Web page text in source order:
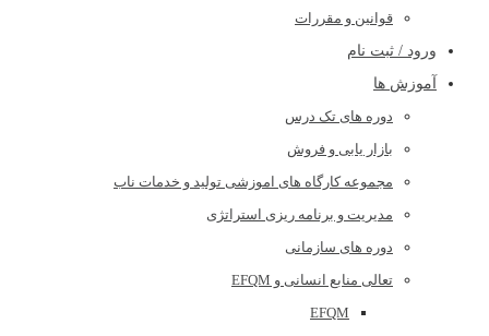
قوانین و مقررات
ورود / ثبت نام
آموزش ها
دوره های تک درس
بازار یابی و فروش
مجموعه کارگاه های اموزشی تولید و خدمات ناب
مدیریت و برنامه ریزی استراتژی
دوره های سازمانی
تعالی منابع انسانی و EFQM
EFQM